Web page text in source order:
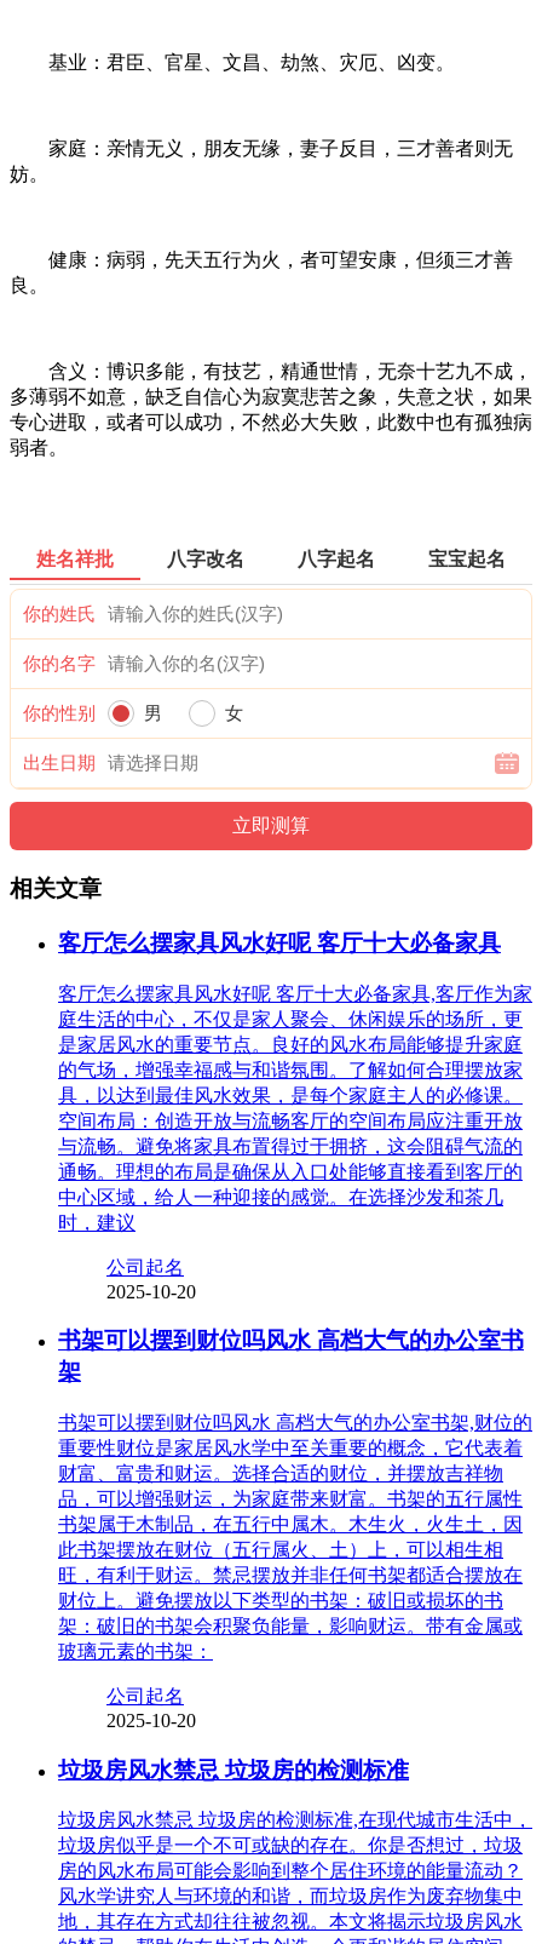
基业：君臣、官星、文昌、劫煞、灾厄、凶变。
家庭：亲情无义，朋友无缘，妻子反目，三才善者则无
妨。
健康：病弱，先天五行为火，者可望安康，但须三才善
良。
含义：博识多能，有技艺，精通世情，无奈十艺九不成，
多薄弱不如意，缺乏自信心为寂寞悲苦之象，失意之状，如果
专心进取，或者可以成功，不然必大失败，此数中也有孤独病
弱者。
姓名祥批 八字改名 八字起名 宝宝起名
你的姓氏
你的名字
你的性别 男 女
出生日期
相关文章
客厅怎么摆家具风水好呢 客厅十大必备家具
客厅怎么摆家具风水好呢 客厅十大必备家具,客厅作为家
庭生活的中心，不仅是家人聚会、休闲娱乐的场所，更
是家居风水的重要节点。良好的风水布局能够提升家庭
的气场，增强幸福感与和谐氛围。了解如何合理摆放家
具，以达到最佳风水效果，是每个家庭主人的必修课。
空间布局：创造开放与流畅客厅的空间布局应注重开放
与流畅。避免将家具布置得过于拥挤，这会阻碍气流的
通畅。理想的布局是确保从入口处能够直接看到客厅的
中心区域，给人一种迎接的感觉。在选择沙发和茶几
时，建议
公司起名
2025-10-20
书架可以摆到财位吗风水 高档大气的办公室书
架
书架可以摆到财位吗风水 高档大气的办公室书架,财位的
重要性财位是家居风水学中至关重要的概念，它代表着
财富、富贵和财运。选择合适的财位，并摆放吉祥物
品，可以增强财运，为家庭带来财富。书架的五行属性
书架属于木制品，在五行中属木。木生火，火生土，因
此书架摆放在财位（五行属火、土）上，可以相生相
旺，有利于财运。禁忌摆放并非任何书架都适合摆放在
财位上。避免摆放以下类型的书架：破旧或损坏的书
架：破旧的书架会积聚负能量，影响财运。带有金属或
玻璃元素的书架：
公司起名
2025-10-20
垃圾房风水禁忌 垃圾房的检测标准
垃圾房风水禁忌 垃圾房的检测标准,在现代城市生活中，
垃圾房似乎是一个不可或缺的存在。你是否想过，垃圾
房的风水布局可能会影响到整个居住环境的能量流动？
风水学讲究人与环境的和谐，而垃圾房作为废弃物集中
地，其存在方式却往往被忽视。本文将揭示垃圾房风水